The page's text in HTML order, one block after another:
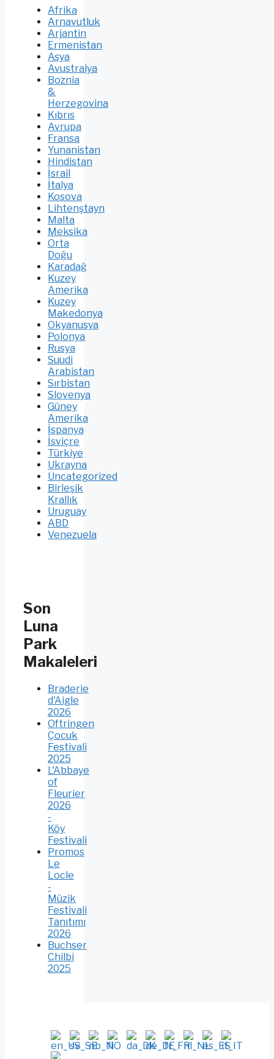
Afrika
Arnavutluk
Arjantin
Ermenistan
Asya
Avustralya
Boznia
&
Herzegovina
Kıbrıs
Avrupa
Fransa
Yunanistan
Hindistan
İsrail
İtalya
Kosova
Lihtenştayn
Malta
Meksika
Orta
Doğu
Karadağ
Kuzey
Amerika
Kuzey
Makedonya
Okyanusya
Polonya
Rusya
Suudi
Arabistan
Sırbistan
Slovenya
Güney
Amerika
İspanya
İsviçre
Türkiye
Ukrayna
Uncategorized
Birleşik
Krallık
Uruguay
ABD
Venezuela
Son
Luna
Park
Makaleleri
Braderie
d'Aigle
2026
Oftringen
Çocuk
Festivali
2025
L'Abbaye
of
Fleurier
2026
-
Köy
Festivali
Promos
Le
Locle
-
Müzik
Festivali
Tanıtımı
2026
Buchser
Chilbi
2025